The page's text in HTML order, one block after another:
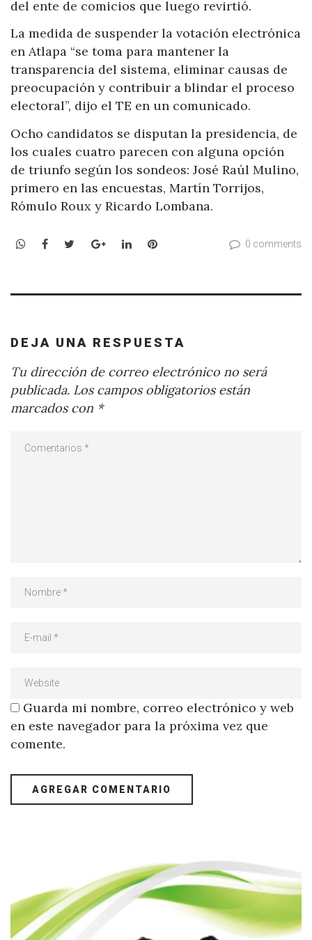
del ente de comicios que luego revirtió.
La medida de suspender la votación electrónica
en Atlapa “se toma para mantener la
transparencia del sistema, eliminar causas de
preocupación y contribuir a blindar el proceso
electoral”, dijo el TE en un comunicado.
Ocho candidatos se disputan la presidencia, de
los cuales cuatro parecen con alguna opción
de triunfo según los sondeos: José Raúl Mulino,
primero en las encuestas, Martín Torrijos,
Rómulo Roux y Ricardo Lombana.
WhatsApp
Facebook
TwitterGoogle+LinkedInPinterest 0 comments
DEJA UNA RESPUESTA
Tu dirección de correo electrónico no será
publicada. Los campos obligatorios están
marcados con *
Guarda mi nombre, correo electrónico y web
en este navegador para la próxima vez que
comente.